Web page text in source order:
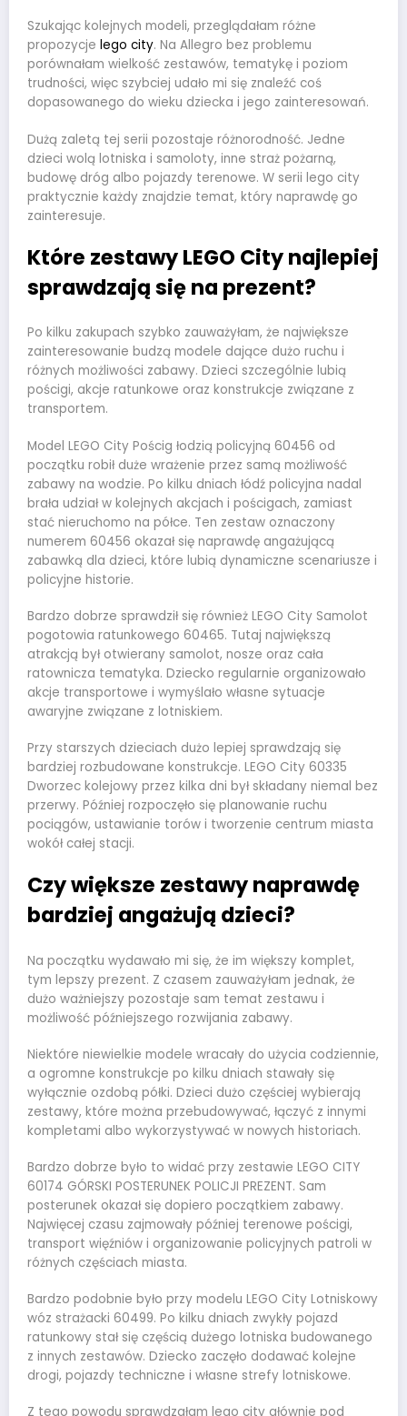
Szukając kolejnych modeli, przeglądałam różne
propozycje lego city. Na Allegro bez problemu
porównałam wielkość zestawów, tematykę i poziom
trudności, więc szybciej udało mi się znaleźć coś
dopasowanego do wieku dziecka i jego zainteresowań.
Dużą zaletą tej serii pozostaje różnorodność. Jedne
dzieci wolą lotniska i samoloty, inne straż pożarną,
budowę dróg albo pojazdy terenowe. W serii lego city
praktycznie każdy znajdzie temat, który naprawdę go
zainteresuje.
Które zestawy LEGO City najlepiej
sprawdzają się na prezent?
Po kilku zakupach szybko zauważyłam, że największe
zainteresowanie budzą modele dające dużo ruchu i
różnych możliwości zabawy. Dzieci szczególnie lubią
pościgi, akcje ratunkowe oraz konstrukcje związane z
transportem.
Model LEGO City Pościg łodzią policyjną 60456 od
początku robił duże wrażenie przez samą możliwość
zabawy na wodzie. Po kilku dniach łódź policyjna nadal
brała udział w kolejnych akcjach i pościgach, zamiast
stać nieruchomo na półce. Ten zestaw oznaczony
numerem 60456 okazał się naprawdę angażującą
zabawką dla dzieci, które lubią dynamiczne scenariusze i
policyjne historie.
Bardzo dobrze sprawdził się również LEGO City Samolot
pogotowia ratunkowego 60465. Tutaj największą
atrakcją był otwierany samolot, nosze oraz cała
ratownicza tematyka. Dziecko regularnie organizowało
akcje transportowe i wymyślało własne sytuacje
awaryjne związane z lotniskiem.
Przy starszych dzieciach dużo lepiej sprawdzają się
bardziej rozbudowane konstrukcje. LEGO City 60335
Dworzec kolejowy przez kilka dni był składany niemal bez
przerwy. Później rozpoczęło się planowanie ruchu
pociągów, ustawianie torów i tworzenie centrum miasta
wokół całej stacji.
Czy większe zestawy naprawdę
bardziej angażują dzieci?
Na początku wydawało mi się, że im większy komplet,
tym lepszy prezent. Z czasem zauważyłam jednak, że
dużo ważniejszy pozostaje sam temat zestawu i
możliwość późniejszego rozwijania zabawy.
Niektóre niewielkie modele wracały do użycia codziennie,
a ogromne konstrukcje po kilku dniach stawały się
wyłącznie ozdobą półki. Dzieci dużo częściej wybierają
zestawy, które można przebudowywać, łączyć z innymi
kompletami albo wykorzystywać w nowych historiach.
Bardzo dobrze było to widać przy zestawie LEGO CITY
60174 GÓRSKI POSTERUNEK POLICJI PREZENT. Sam
posterunek okazał się dopiero początkiem zabawy.
Najwięcej czasu zajmowały później terenowe pościgi,
transport więźniów i organizowanie policyjnych patroli w
różnych częściach miasta.
Bardzo podobnie było przy modelu LEGO City Lotniskowy
wóz strażacki 60499. Po kilku dniach zwykły pojazd
ratunkowy stał się częścią dużego lotniska budowanego
z innych zestawów. Dziecko zaczęło dodawać kolejne
drogi, pojazdy techniczne i własne strefy lotniskowe.
Z tego powodu sprawdzałam lego city głównie pod